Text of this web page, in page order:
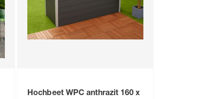
Hochbeet WPC anthrazit 160 x